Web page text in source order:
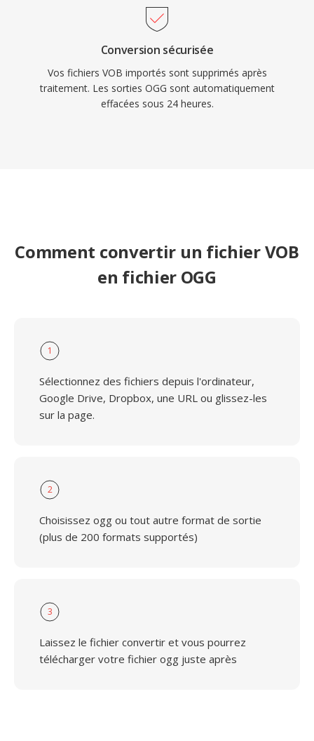
Conversion sécurisée
Vos fichiers VOB importés sont supprimés après
traitement. Les sorties OGG sont automatiquement
effacées sous 24 heures.
Comment convertir un fichier VOB
en fichier OGG
1
Sélectionnez des fichiers depuis l'ordinateur,
Google Drive, Dropbox, une URL ou glissez-les
sur la page.
2
Choisissez ogg ou tout autre format de sortie
(plus de 200 formats supportés)
3
Laissez le fichier convertir et vous pourrez
télécharger votre fichier ogg juste après